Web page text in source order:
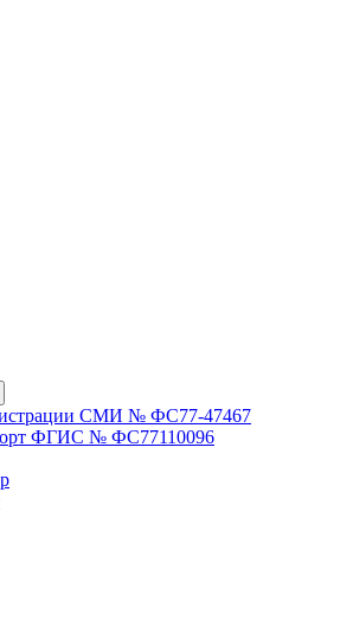
СМИ № ФС77-47467
ФГИС № ФС77110096